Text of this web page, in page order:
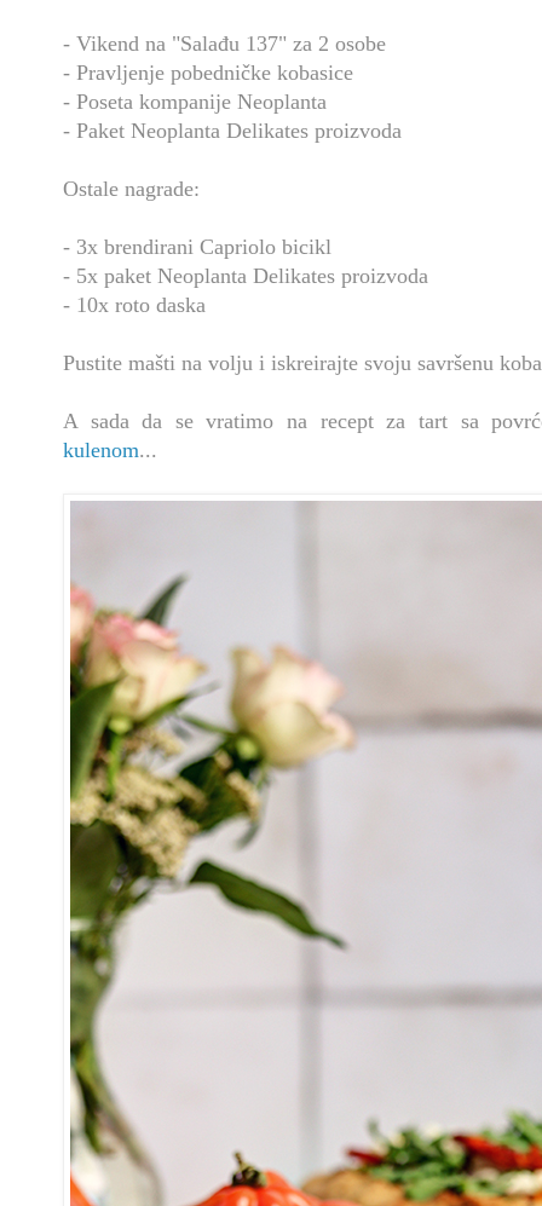
- Vikend na "Salađu 137" za 2 osobe
- Pravljenje pobedničke kobasice
- Poseta kompanije Neoplanta
- Paket Neoplanta Delikates proizvoda
Ostale nagrade:
- 3x brendirani Capriolo bicikl
- 5x paket Neoplanta Delikates proizvoda
- 10x roto daska
Pustite mašti na volju i iskreirajte svoju savršenu
A sada da se vratimo na recept za tart sa
kulenom...